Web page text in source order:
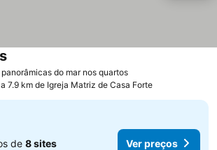
do mar nos quartos
a 7.9 km de Igreja Matriz de Casa Forte
de 8 sites Ver preços